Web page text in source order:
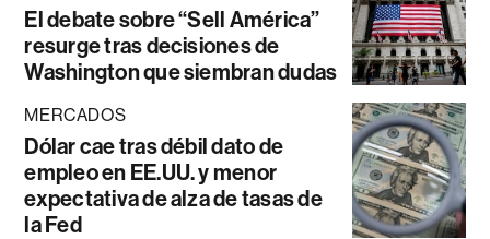
El debate sobre “Sell América”
resurge tras decisiones de
Washington que siembran dudas
MERCADOS
Dólar cae tras débil dato de
empleo en EE.UU. y menor
expectativa de alza de tasas de
la Fed